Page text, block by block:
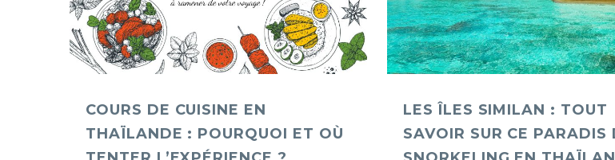
pourquoi
et
où
l’expérience
COURS DE CUISINE EN
THAÏLANDE : POURQUOI ET OÙ
sur
ce
paradis
snorkeling
en
LES ÎLES SIMILAN : TOUT
SAVOIR SUR CE PARADIS